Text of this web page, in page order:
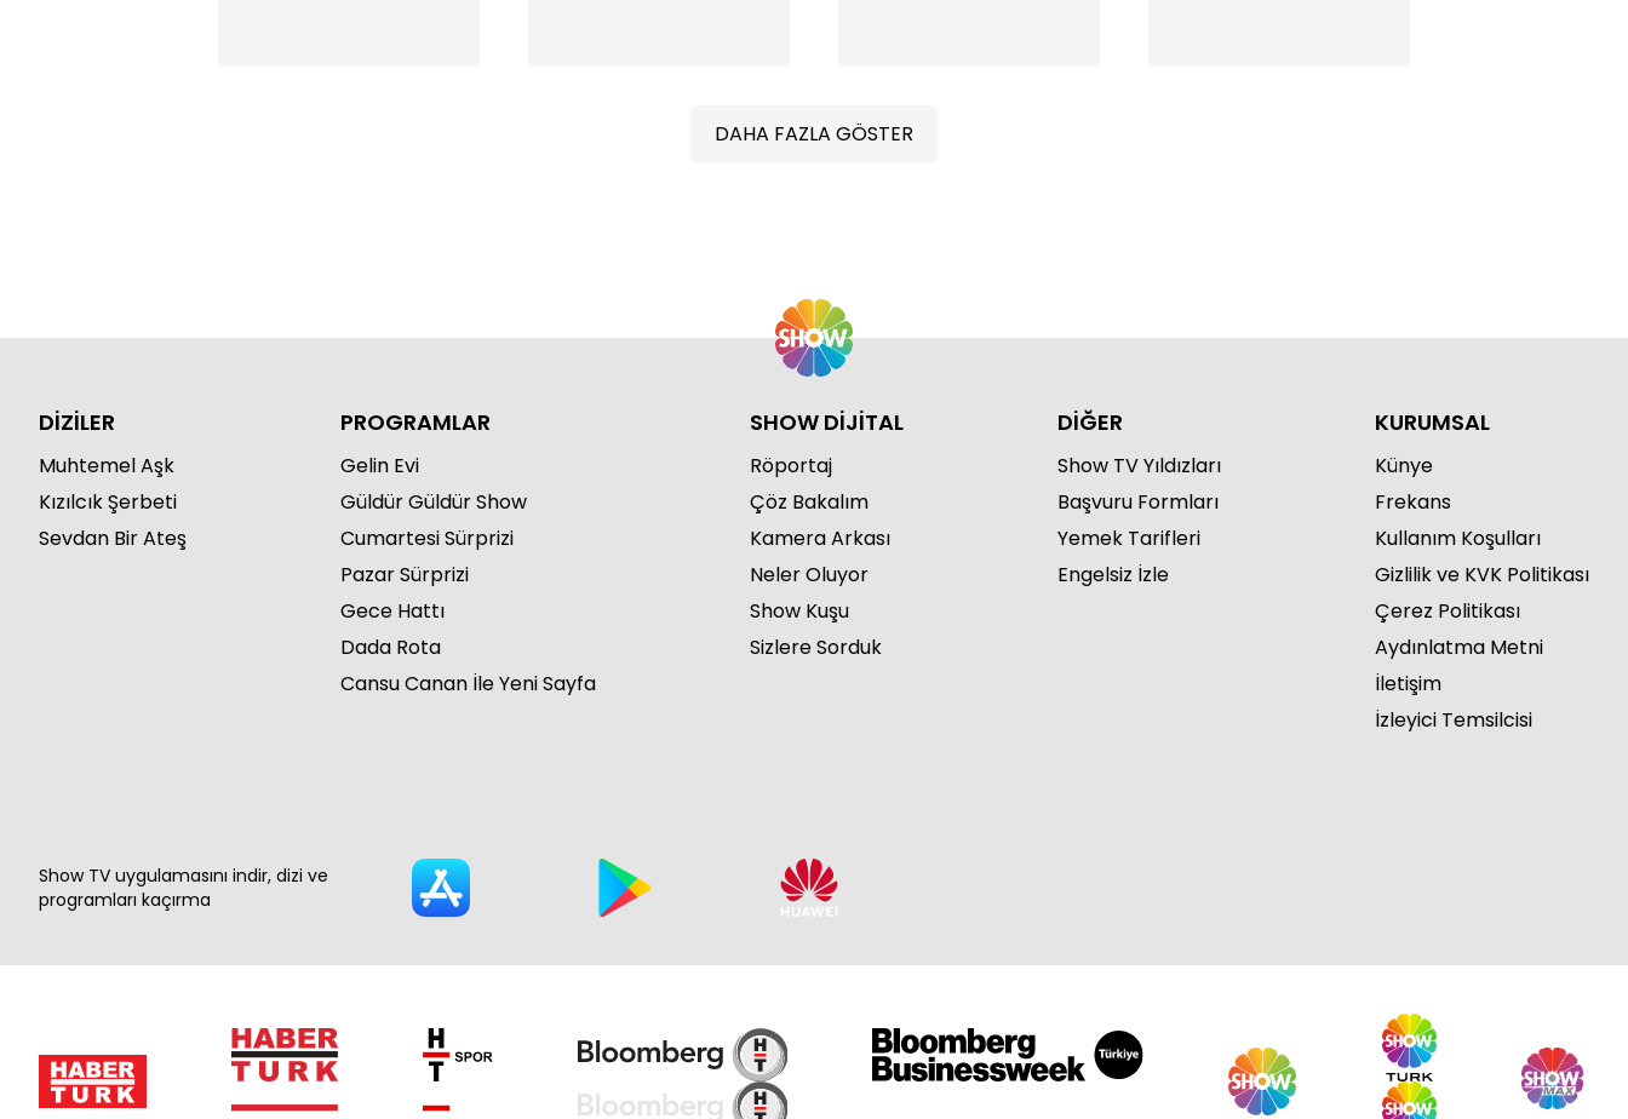
DAHA FAZLA GÖSTER
DİZİLER
Muhtemel Aşk
Kızılcık Şerbeti
Sevdan Bir Ateş
PROGRAMLAR
Gelin Evi
Güldür Güldür Show
Cumartesi Sürprizi
Pazar Sürprizi
Gece Hattı
Dada Rota
Cansu Canan İle Yeni Sayfa
SHOW DİJİTAL
Röportaj
Çöz Bakalım
Kamera Arkası
Neler Oluyor
Show Kuşu
Sizlere Sorduk
DİĞER
Show TV Yıldızları
Başvuru Formları
Yemek Tarifleri
Engelsiz İzle
KURUMSAL
Künye
Frekans
Kullanım Koşulları
Gizlilik ve KVK Politikası
Çerez Politikası
Aydınlatma Metni
İletişim
İzleyici Temsilcisi
Show TV uygulamasını indir, dizi ve
programları kaçırma